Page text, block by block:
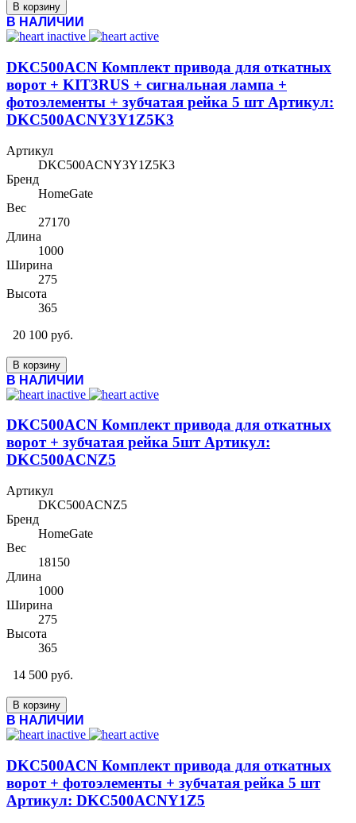
В корзину
В НАЛИЧИИ
DKC500ACN Комплект привода для откатных
ворот + KIT3RUS + сигнальная лампа +
фотоэлементы + зубчатая рейка 5 шт Артикул:
DKC500ACNY3Y1Z5K3
Артикул
DKC500ACNY3Y1Z5K3
Бренд
HomeGate
Вес
27170
Длина
1000
Ширина
275
Высота
365
20 100 руб.
В корзину
В НАЛИЧИИ
DKC500ACN Комплект привода для откатных
ворот + зубчатая рейка 5шт Артикул:
DKC500ACNZ5
Артикул
DKC500ACNZ5
Бренд
HomeGate
Вес
18150
Длина
1000
Ширина
275
Высота
365
14 500 руб.
В корзину
В НАЛИЧИИ
DKC500ACN Комплект привода для откатных
ворот + фотоэлементы + зубчатая рейка 5 шт
Артикул: DKC500ACNY1Z5